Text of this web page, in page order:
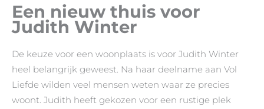
Een nieuw thuis voor
Judith Winter
De keuze voor een woonplaats is voor Judith Winter
heel belangrijk geweest. Na haar deelname aan Vol
Liefde wilden veel mensen weten waar ze precies
woont. Judith heeft gekozen voor een rustige plek